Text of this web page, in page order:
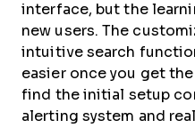
interface, but the
new users. The
intuitive search
easier once you get
find the initial setup
alerting system and